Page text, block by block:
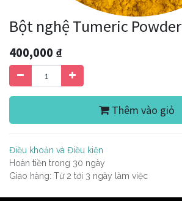
Bột nghệ Tumeric Powder
400,000 ₫
Thêm vào giỏ
Điều khoản và Điều kiện
Hoàn tiền trong 30 ngày
Giao hàng: Từ 2 tới 3 ngày làm việc